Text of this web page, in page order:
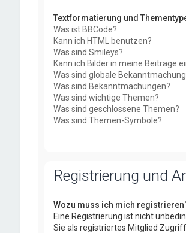
Textformatierung und
Was ist BBCode?
Kann ich HTML benutzen?
Was sind Smileys?
Kann ich Bilder in meine Beiträge
Was sind globale
Was sind Bekanntmachungen?
Was sind wichtige Themen?
Was sind geschlossene Themen?
Was sind Themen-Symbole?
Registrierung und
Wozu muss ich mich
Eine Registrierung ist nicht
Sie als registriertes Mitglied